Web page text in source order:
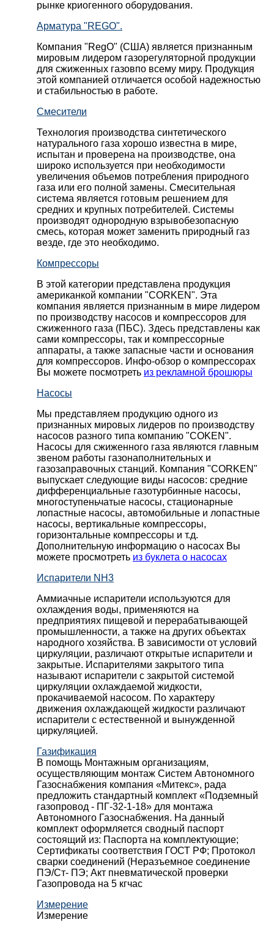
рынке криогенного оборудования.
Арматура "REGO".
Компания "RegO" (США) является признанным
мировым лидером газорегуляторной продукции
для сжиженных газовпо всему миру. Продукция
этой компанией отличается особой надежностью
и стабильностью в работе.
Смесители
Технология производства синтетического
натурального газа хорошо известна в мире,
испытан и проверена на производстве, она
широко используется при необходимости
увеличения объемов потребления природного
газа или его полной замены. Смесительная
система является готовым решением для
средних и крупных потребителей. Системы
производят однородную взрывобезопасную
смесь, которая может заменить природный газ
везде, где это необходимо.
Компрессоры
В этой категории представлена продукция
американкой компании "CORKEN". Эта
компания является признанным в мире лидером
по производству насосов и компрессоров для
сжиженного газа (ПБС). Здесь представлены как
сами компрессоры, так и компрессорные
аппараты, а также запасные части и основания
для компрессоров. Инфо-обзор о компрессорах
Вы можете посмотреть из рекламной брошюры
Насосы
Мы представляем продукцию одного из
признанных мировых лидеров по производству
насосов разного типа компанию "COKEN".
Насосы для сжиженного газа являются главным
звеном работы газонаполнительных и
газозаправочных станций. Компания "CORKEN"
выпускает следующие виды насосов: cредние
дифференциальные газотурбинные насосы,
многоступеньчатые насосы, стационарные
лопастные насосы, автомобильные и лопaстные
насосы, вертикальные компрессоры,
горизонтальные компрессоры и т.д.
Дополнительную информацию о насосах Вы
можете просмотреть из буклета о насосах
Испарители NH3
Аммиачные испарители используются для
охлаждения воды, применяются на
предприятиях пищевой и перерабатывающей
промышленности, а также на других объектах
народного хозяйства. В зависимости от условий
циркуляции, различают открытые испарители и
закрытые. Испарителями закрытого типа
называют испарители с закрытой системой
циркуляции охлаждаемой жидкости,
прокачиваемой насосом. По характеру
движения охлаждающей жидкости различают
испарители с естественной и вынужденной
циркуляцией.
Газификация
В помощь Монтажным организациям,
осуществляющим монтаж Систем Автономного
Газоснабжения компания «Митекс», рада
предложить стандартный комплект «Подземный
газопровод - ПГ-32-1-18» для монтажа
Автономного Газоснабжения. На данный
комплект оформляется сводный паспорт
состоящий из: Паспорта на комплектующие;
Сертификаты соответствия ГОСТ РФ; Протокол
сварки соединений (Неразъемное соединение
ПЭ/Ст- ПЭ; Акт пневматической проверки
Газопровода на 5 кгчас
Измерение
Измерение